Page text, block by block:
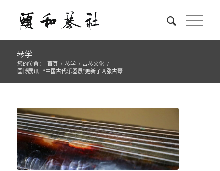
琴学
您的位置： 首页 / 琴学 / 古琴文化 /
国博展讯 | “中国古代乐器展”更新了两张古琴